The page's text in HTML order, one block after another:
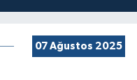
07 Ağustos 2025